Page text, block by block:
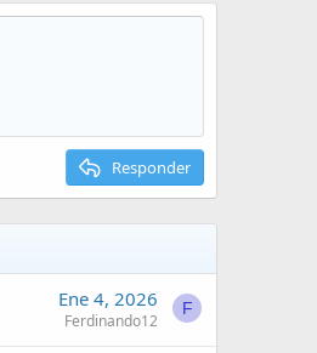
Responder
Ene 4, 2026
Ferdinando12
F